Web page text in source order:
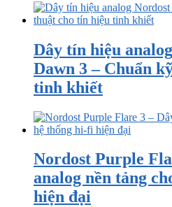
Dây tín hiệu
Dawn 3 – Chuẩn
tinh khiết
Nordost Purple
analog nền tảng
hiện đại